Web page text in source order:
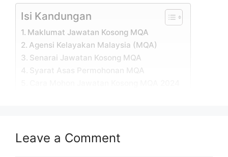
Isi Kandungan
Maklumat Jawatan Kosong MQA
Agensi Kelayakan Malaysia (MQA)
Senarai Jawatan Kosong MQA
Syarat Asas Permohonan MQA
Leave a Comment